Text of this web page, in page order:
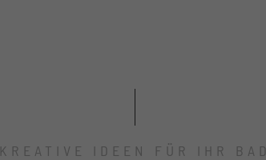
KREATIVE IDEEN FÜR IHR BAD